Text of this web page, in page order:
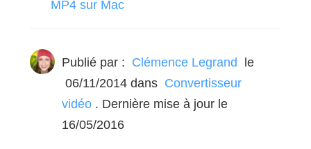
MP4 sur Mac
Publié par : Clémence Legrand le
06/11/2014dans Convertisseur
vidéo . Dernière mise à jour le
16/05/2016